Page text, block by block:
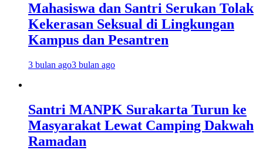
Mahasiswa dan Santri Serukan Tolak
Kekerasan Seksual di Lingkungan
Kampus dan Pesantren
3 bulan ago3 bulan ago
Santri MANPK Surakarta Turun ke
Masyarakat Lewat Camping Dakwah
Ramadan